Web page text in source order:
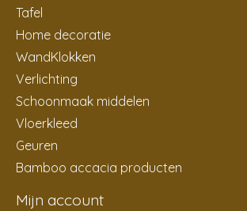
Tafel
Home decoratie
WandKlokken
Verlichting
Schoonmaak middelen
Vloerkleed
Geuren
Bamboo accacia producten
Mijn account